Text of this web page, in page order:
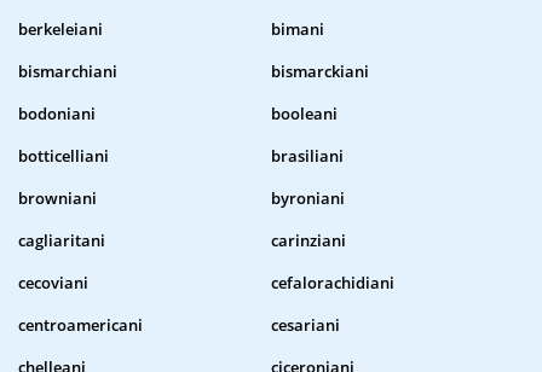
berkeleiani
bimani
bismarchiani
bismarckiani
bodoniani
booleani
botticelliani
brasiliani
browniani
byroniani
cagliaritani
carinziani
cecoviani
cefalorachidiani
centroamericani
cesariani
chelleani
ciceroniani